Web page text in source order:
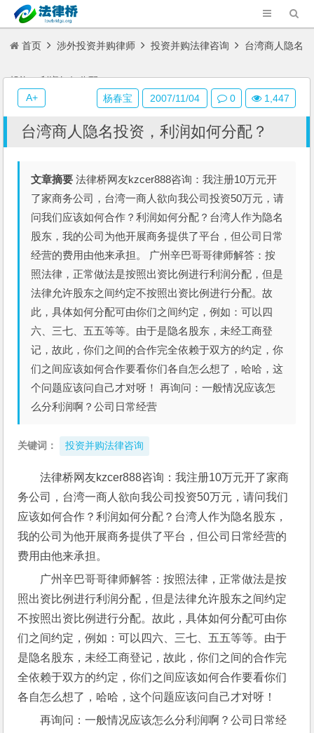
首页 涉外投资并购律师 投资并购法律咨询 台湾商人隐名
投资，利润如何分配？
台湾商人隐名投资，利润如何分配？
文章摘要 法律桥网友kzcer888咨询：我注册10万元开
了家商务公司，台湾一商人欲向我公司投资50万元，请
问我们应该如何合作？利润如何分配？台湾人作为隐名
股东，我的公司为他开展商务提供了平台，但公司日常
经营的费用由他来承担。 广州辛巴哥哥律师解答：按
照法律，正常做法是按照出资比例进行利润分配，但是
法律允许股东之间约定不按照出资比例进行分配。故
此，具体如何分配可由你们之间约定，例如：可以四
六、三七、五五等等。由于是隐名股东，未经工商登
记，故此，你们之间的合作完全依赖于双方的约定，你
们之间应该如何合作要看你们各自怎么想了，哈哈，这
个问题应该问自己才对呀！ 再询问：一般情况应该怎
么分利润啊？公司日常经营
关键词： 投资并购法律咨询
法律桥网友kzcer888咨询：我注册10万元开了家商
务公司，台湾一商人欲向我公司投资50万元，请问我们
应该如何合作？利润如何分配？台湾人作为隐名股东，
我的公司为他开展商务提供了平台，但公司日常经营的
费用由他来承担。
广州辛巴哥哥律师解答：按照法律，正常做法是按
照出资比例进行利润分配，但是法律允许股东之间约定
不按照出资比例进行分配。故此，具体如何分配可由你
们之间约定，例如：可以四六、三七、五五等等。由于
是隐名股东，未经工商登记，故此，你们之间的合作完
全依赖于双方的约定，你们之间应该如何合作要看你们
各自怎么想了，哈哈，这个问题应该问自己才对呀！
再询问：一般情况应该怎么分利润啊？公司日常经
杨春宝 2007/11/04 0 1,447
A+